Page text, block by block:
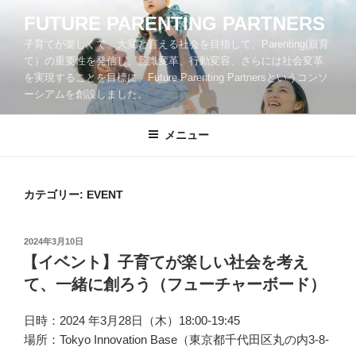
FUTURE PARENTING PARTNERS
子育てが楽しくて、大変と言える社会を目指して、Parenting(親育
て）の重要性を発信し、意識変革、行動変容、さらには社会変革
を実現することを目標に、Future Parenting Partnersというコンソ
ーシアムを創設しました。
メニュー
カテゴリー: EVENT
投
日:
2024年3月10日
【イベント】子育てが楽しい社会を考え
て、一緒に創ろう（フューチャーボード）
日時：2024 年3月28日（木）18:00-19:45
場所：Tokyo Innovation Base（東京都千代田区丸の内3-8-